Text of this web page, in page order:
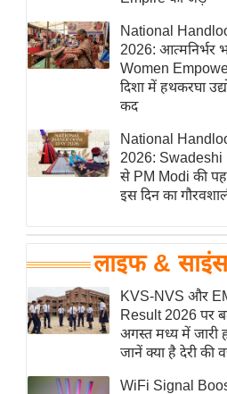
बॉलीवुड
हॉलीवुड
फिल्म समीक्षा
Breaking
News
लाइफस्टाइल
टेक्नॉलॉजी
घरेलू नुस्खे
पर्यटन स्थल
फिटनेस मंत्रा
रिलेशनशिप
राजनीति
विश्लेषण
National
2026: आत्मनिर्भर
Women
दिशा में हथकरघा
कद
National
2026: Swadeshi
से PM Modi की
इस दिन का
लाइफ & साइंस
KVS-NVS और
Result 2026 पर
अगस्त मध्य में जारी
जानें क्या है देरी की
WiFi Signal